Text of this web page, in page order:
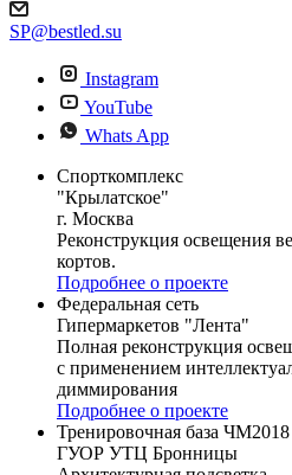
SP@bestled.su
Instagram
YouTube
Whats App
Спорткомплекс
"Крылатское"
г. Москва
Реконструкция освещения
кортов.
Подробнее о проекте
Федеральная сеть
Гипермаркетов "Лента"
Полная реконструкция
с применением
диммирования
Подробнее о проекте
Тренировочная база ЧМ2018
ГУОР УТЦ Бронницы